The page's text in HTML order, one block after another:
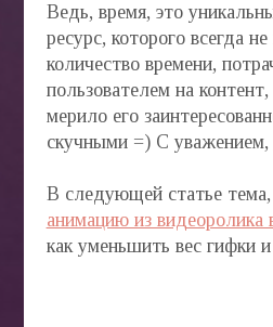
Ведь, время, это
ресурс, которого всегда
количество времени,
пользователем на
мерило его
скучными =) С уважением,
В следующей статье тема,
анимацию из видеоролика
как уменьшить вес гифки